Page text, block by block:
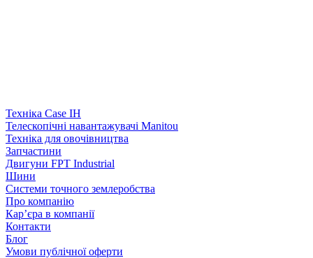
Техніка Case IH
Телескопічні навантажувачі Manitou
Техніка для овочівництва
Запчастини
Двигуни FPT Industrial
Шини
Системи точного землеробства
Про компанію
Кар’єра в компанії
Контакти
Блог
Умови публічної оферти